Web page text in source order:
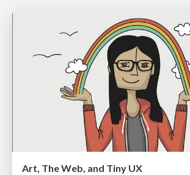
Art, The Web, and Tiny UX